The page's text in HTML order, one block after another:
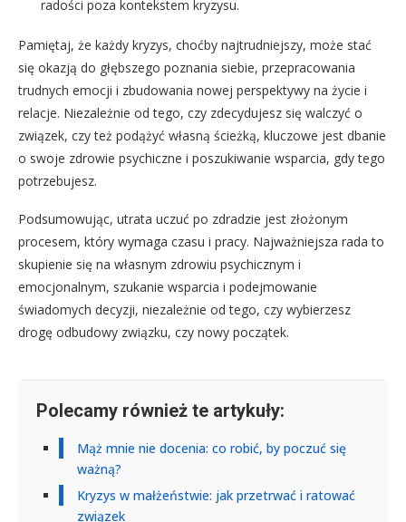
radości poza kontekstem kryzysu.
Pamiętaj, że każdy kryzys, choćby najtrudniejszy, może stać
się okazją do głębszego poznania siebie, przepracowania
trudnych emocji i zbudowania nowej perspektywy na życie i
relacje. Niezależnie od tego, czy zdecydujesz się walczyć o
związek, czy też podążyć własną ścieżką, kluczowe jest dbanie
o swoje zdrowie psychiczne i poszukiwanie wsparcia, gdy tego
potrzebujesz.
Podsumowując, utrata uczuć po zdradzie jest złożonym
procesem, który wymaga czasu i pracy. Najważniejsza rada to
skupienie się na własnym zdrowiu psychicznym i
emocjonalnym, szukanie wsparcia i podejmowanie
świadomych decyzji, niezależnie od tego, czy wybierzesz
drogę odbudowy związku, czy nowy początek.
Polecamy również te artykuły:
Mąż mnie nie docenia: co robić, by poczuć się
ważną?
Kryzys w małżeństwie: jak przetrwać i ratować
związek